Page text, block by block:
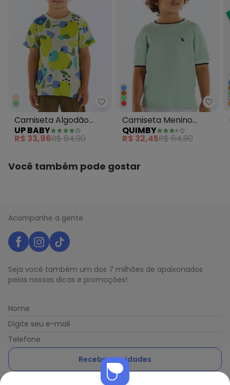
Up Baby - Camiseta Algodão
Camiseta Algodão
Infantil Verde
UP BABY
R$ 33,96R$ 84,90
Camiseta Menino
Malha Colmeia Verde
QUIMBY
R$ 32,45R$ 64,90
Você também pode gostar
Acompanhe a gente
Seja você também um dos 7 milhões de apaixonados
pelas nossas dicas e promoções!
Nome
Digite seu e-mail
Telefone
Receber novidades
Nós utilizamos cookies e tecnologias similares para melhorar sua